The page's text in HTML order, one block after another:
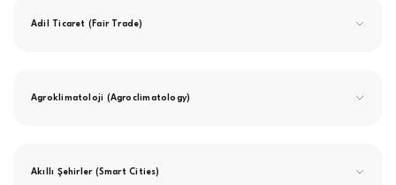
Adil Ticaret (Fair Trade)
Agroklimatoloji (Agroclimatology)
Akıllı Şehirler (Smart Cities)